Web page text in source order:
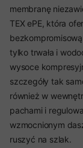
membranę
TEX ePE, która
tylko trwała i
wysoce
szczegóły tak
również w
pachami i
wzmocnionym
ruszyć na szlak.